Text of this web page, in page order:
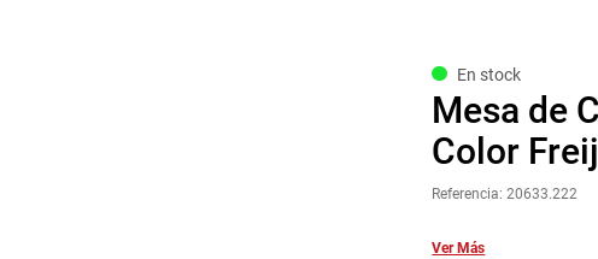
En stock
Mesa de
Color
Referencia:20633.222
Ver Más